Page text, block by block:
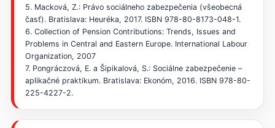
5. Macková, Z.: Právo sociálneho zabezpečenia (všeobecná
časť). Bratislava: Heuréka, 2017. ISBN 978-80-8173-048-1.
6. Collection of Pension Contributions: Trends, Issues and
Problems in Central and Eastern Europe. International Labour
Organization, 2007
7. Pongráczová, E. a Šipikalová, S.: Sociálne zabezpečenie –
aplikačné praktikum. Bratislava: Ekonóm, 2016. ISBN 978-80-
225-4227-2.